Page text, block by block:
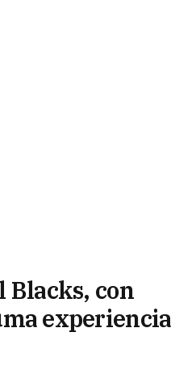
Blacks, con
experiencia